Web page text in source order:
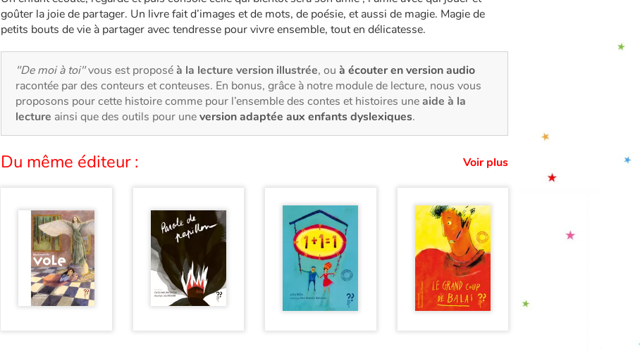
goûter la joie de partager. Un livre fait d’images et de mots, de poésie, et aussi de magie. Magie de
petits bouts de vie à partager avec tendresse pour vivre ensemble, tout en délicatesse.
"De moi à toi"vous est proposéà la lecture version illustrée, ou à écouter en version audio
racontée par des conteurs et conteuses. En bonus, grâce à notre module de lecture, nous vous
proposons pour cette histoire comme pour l’ensemble des contes et histoires uneaide à la
lecture ainsi que des outils pour uneversion adaptée aux enfants dyslexiques.
Du même éditeur : Voir plus